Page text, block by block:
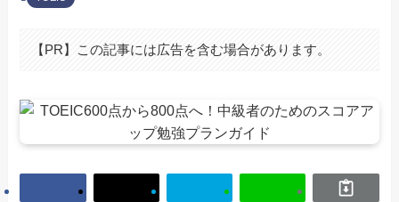
【PR】この記事には広告を含む場合があります。